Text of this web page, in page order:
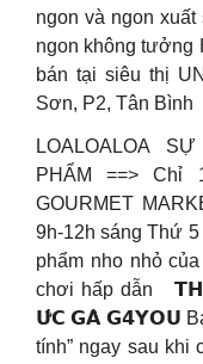
ngon và ngon
ngon không tưởng
bán tại siêu thị
Sơn, P2, Tân Bình
LOALOALOA
PHẨM ==> Chỉ
GOURMET
9h-12h sáng Thứ
phẩm nho nhỏ
chơi hấp dẫn
𝗨̛́𝗖 𝗚𝗔̀ 𝗚𝟰𝗬𝗢𝗨
tính” ngay sau khi